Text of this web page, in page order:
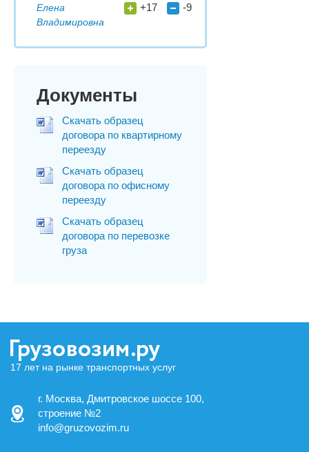
Елена
Владимировна
+17 -9
Документы
Скачать образец
договора по квартирному
переезду
Скачать образец
договора по офисному
переезду
Скачать образец
договора по перевозке
груза
17 лет на рынке транспортных услуг
г. Москва, Дмитровское шоссе 100,
строение №2
info@gruzovozim.ru